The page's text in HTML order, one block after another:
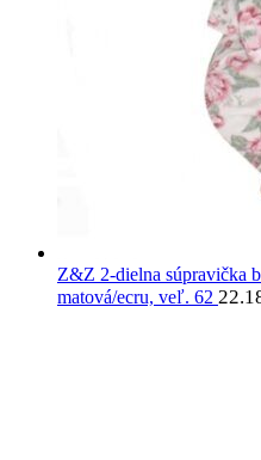
Z&Z 2-dielna súpravička
matová/ecru, veľ. 62